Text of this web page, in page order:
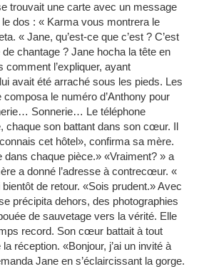
trouvait une carte avec un message
dos : « Karma vous montrera le
« Jane, qu’est-ce que c’est ? C’est
chantage ? Jane hocha la tête en
l’expliquer, ayant
avait été arraché sous les pieds. Les
le numéro d’Anthony pour
Sonnerie… Le téléphone
chaque son battant dans son cœur. Il
cet hôtel», confirma sa mère.
dans chaque pièce.» «Vraiment? » a
a donné l’adresse à contrecœur. «
de retour. «Sois prudent.»Avec
précipita dehors, des photographies
de sauvetage vers la vérité. Elle
record. Son cœur battait à tout
la réception. «Bonjour, j’ai un invité à
Jane en s’éclaircissant la gorge.